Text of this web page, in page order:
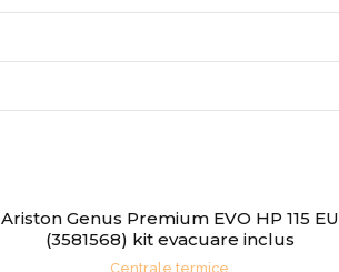
Ariston Genus Premium EVO HP 115 EU
(3581568) kit evacuare inclus
Centrale termice